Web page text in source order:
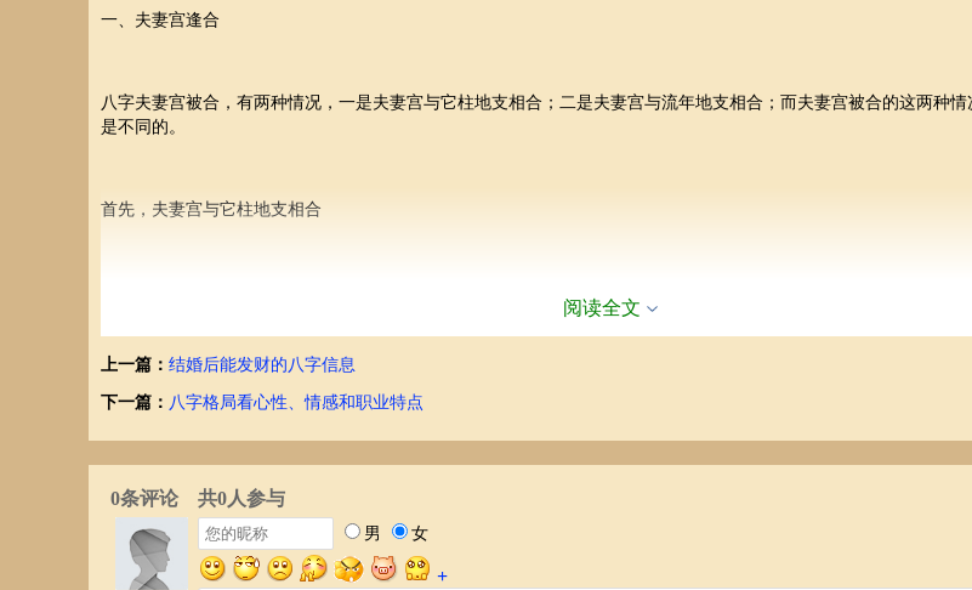
一、夫妻宫逢合
八字夫妻宫被合，有两种情况，一是夫妻宫与它柱地支相合；二是夫妻宫与流年地支相合；而夫妻宫被合的这两种情
是不同的。
首先，夫妻宫与它柱地支相合
有第三者入侵，你与配偶之间的感情，很容易受到第三者的破坏。通常来说，这样八字命局的人，无论男女，其婚姻
而这个竞争者便是你和你配偶之间的小三，他默默的影响着你俩的感情与婚姻，默默的威胁着你的地位，从而导致
至惨遭抛弃等！由此可见，八字夫妻宫被其它柱地支合走的人，婚姻容易破坏，且会戴绿帽子！特别是那些夫妻宫坐
另外，夫妻宫被合还存在着另一种情况，与流年大运相合！什么意思呢？例如你的夫妻宫为“巳火”，正在走戊申大运
么在流年大运中的申金合动了夫妻宫巳火，如此便是夫妻宫被流年大运相合的格局！
阅读全文
上一篇： 结婚后能发财的八字信息
下一篇： 八字格局看心性、情感和职业特点